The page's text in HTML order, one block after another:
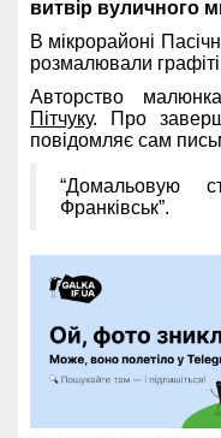
витвір вуличного
В мікрорайоні
розмалювали
Авторство
Пітчуку. Про
повідомляє сам
“Домальовую
Франківськ”.